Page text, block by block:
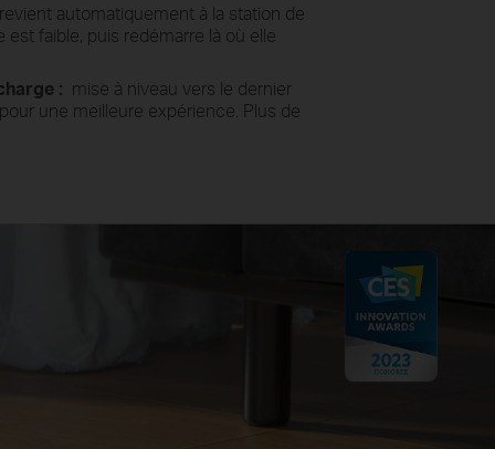
automatiquement à la station de
faible, puis redémarre là où elle
: mise à niveau vers le dernier
une meilleure expérience. Plus de